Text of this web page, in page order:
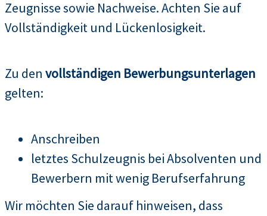
Zeugnisse sowie Nachweise. Achten Sie auf
Vollständigkeit und Lückenlosigkeit.
Zu den vollständigen Bewerbungsunterlagen
gelten:
Anschreiben
letztes Schulzeugnis bei Absolventen und
Bewerbern mit wenig Berufserfahrung
Wir möchten Sie darauf hinweisen, dass